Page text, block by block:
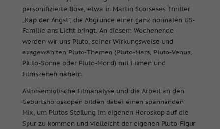
personifizierte Böse, etwa in Martin Scorseses Thriller
„Kap der Angst“, die Abgründe einer ganz normalen US-
Familie ans Licht bringt. An diesem Wochenende
werden wir uns Pluto, seiner Wirkungsweise und
ausgewählten Pluto-Themen (Pluto-Mars, Pluto-Venus,
Pluto-Sonne oder Pluto-Mond) mit Filmen und
Filmszenen nähern.
Astrosemiotische Filmanalyse und die Arbeit an den
Geburtshoroskopen bilden dabei einen spannenden
Mix, um Plutos Stellung im eigenen Horoskop auf die
Spur zu kommen und vielleicht der eigenen Pluto-Figur